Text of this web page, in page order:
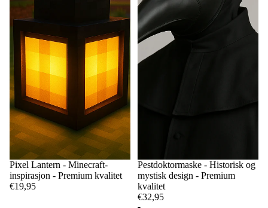
Pixel Lantern - Minecraft-
inspirasjon - Premium kvalitet
€19,95
Pestdoktormaske - Historisk og
mystisk design - Premium
kvalitet
€32,95